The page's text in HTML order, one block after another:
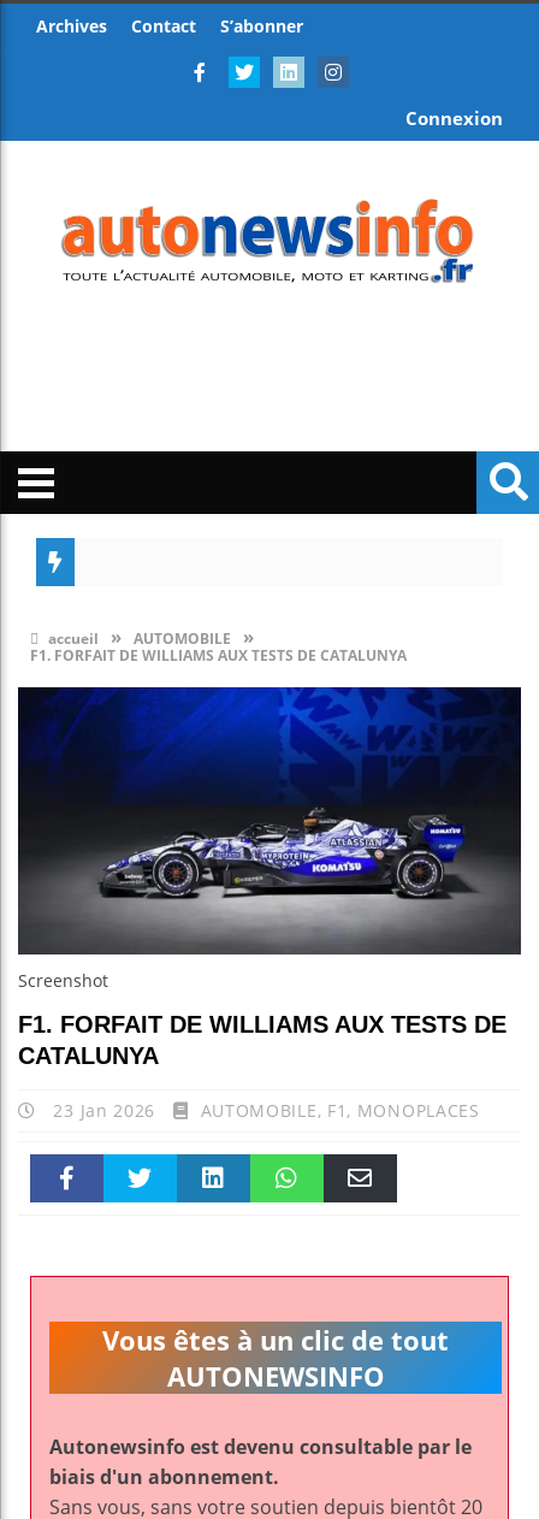
Archives Contact S’abonner
Connexion
accueil » AUTOMOBILE »
F1. FORFAIT DE WILLIAMS AUX TESTS DE CATALUNYA
Screenshot
F1. FORFAIT DE WILLIAMS AUX TESTS DE
CATALUNYA
23 Jan 2026 AUTOMOBILE, F1 , MONOPLACES
k pt
Vous êtes à un clic de tout
AUTONEWSINFO
Autonewsinfo est devenu consultable par le
biais d'un abonnement.
Sans vous, sans votre soutien depuis bientôt 20